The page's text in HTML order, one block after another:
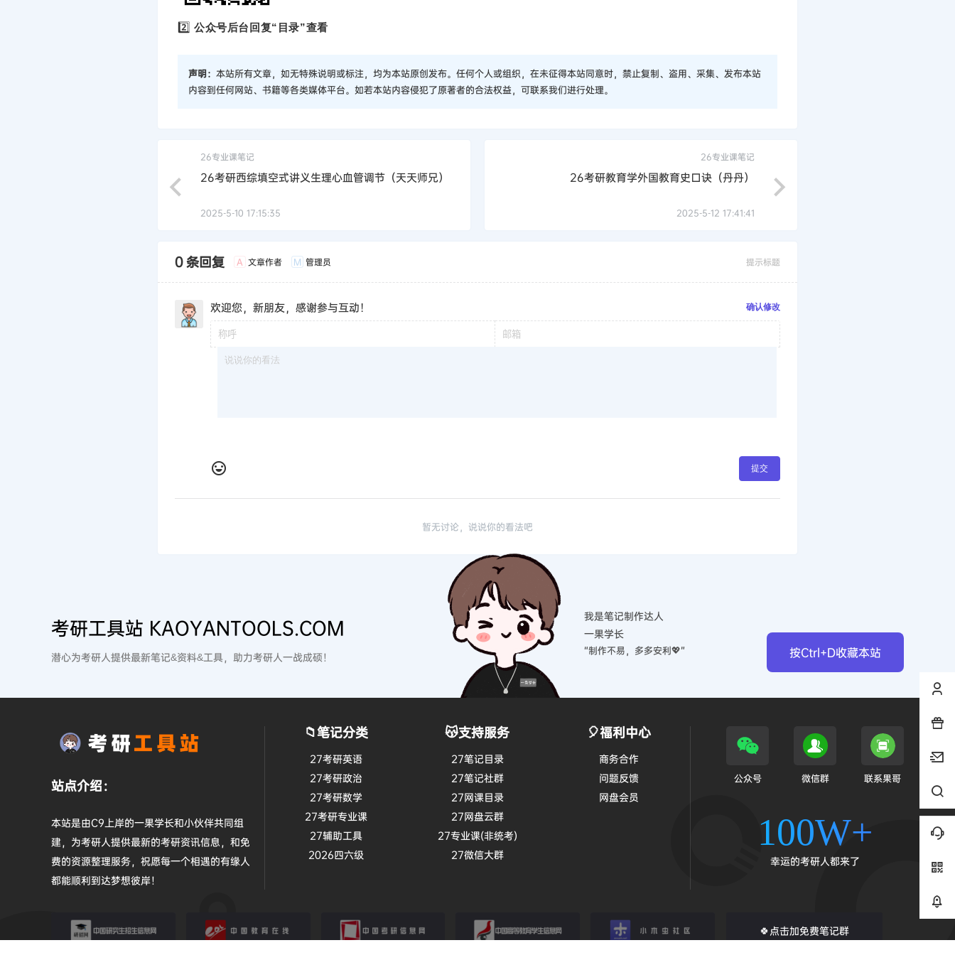
2️⃣公众号后台回复“目录”查看
声明： 本站所有文章，如无特殊说明或标注，均为本站原创发布。任何个人或组织，在未征得本站同意时，禁止复制、盗用、采集、发布本站
内容到任何网站、书籍等各类媒体平台。如若本站内容侵犯了原著者的合法权益，可联系我们进行处理。
26专业课笔记
26考研西综填空式讲义生理心血管调节（天天师兄）
2025-5-10 17:15:35
26专业课笔记
26考研教育学外国教育史口诀（丹丹）
2025-5-12 17:41:41
0 条回复 A 文章作者 M 管理员 提示标题
欢迎您，新朋友，感谢参与互动！ 确认修改
提交
暂无讨论，说说你的看法吧
考研工具站 KAOYANTOOLS.COM
潜心为考研人提供最新笔记&资料&工具，助力考研人一战成硕！ 按Ctrl+D收藏本站
我是笔记制作达人
一果学长
“制作不易，多多安利💖”
站点介绍：
本站是由C9上岸的一果学长和小伙伴共同组
建，为考研人提供最新的考研资讯信息，和免
费的资源整理服务，祝愿每一个相遇的有缘人
都能顺利到达梦想彼岸！
📁笔记分类
27考研英语
27考研政治
27考研数学
27考研专业课
27辅助工具
2026四六级
😽支持服务
27笔记目录
27笔记社群
27网课目录
27网盘云群
27专业课(非统考)
27微信大群
🎈福利中心
商务合作
问题反馈
网盘会员
公众号 微信群 联系果哥
100W+
幸运的考研人都来了
🍀点击加免费笔记群